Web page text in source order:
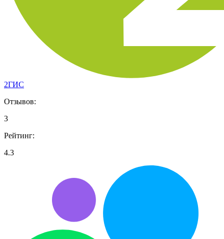
2ГИС
Отзывов:
3
Рейтинг:
4.3